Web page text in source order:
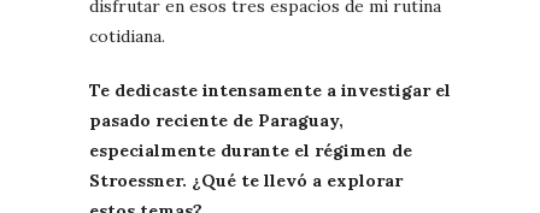
disfrutar en esos tres espacios de mi rutina
cotidiana.
Te dedicaste intensamente a investigar el
pasado reciente de Paraguay,
especialmente durante el régimen de
Stroessner. ¿Qué te llevó a explorar